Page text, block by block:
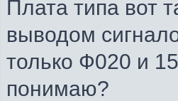
Плата типа вот
выводом
только Ф020 и
понимаю?